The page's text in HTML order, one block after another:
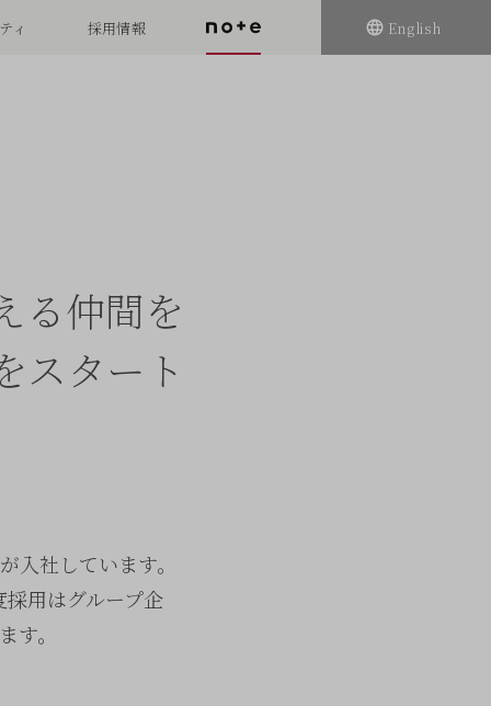
English
ィ 採用情報
る仲間を
スタート
社しています。
用はグループ企
。